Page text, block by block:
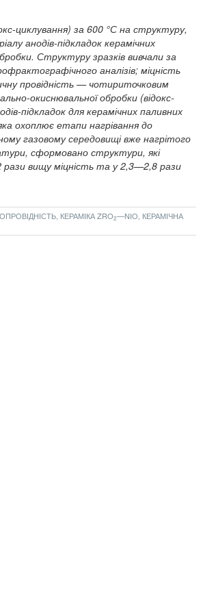
циклування) за 600 °С на структуру,
анодів-підкладок керамічних
Структуру зразків вивчали за
аналізів; міцність
провідність — чотириточковим
окиснювальної обробки (відокс-
підкладок для керамічних паливних
охоплює етапи нагрівання до
газовому середовищі вже нагрітого
сформовано структури, які
вищу міцність та у 2,3—2,8 рази
КЕРАМІКА ZRO2—NIO, КЕРАМІЧНА